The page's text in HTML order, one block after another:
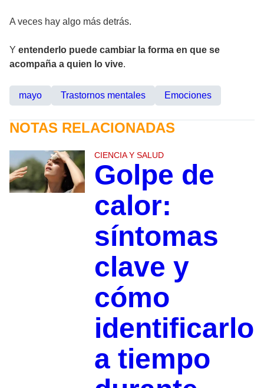
A veces hay algo más detrás.
Y entenderlo puede cambiar la forma en que se
acompaña a quien lo vive.
mayo Trastornos mentales Emociones
NOTAS RELACIONADAS
CIENCIA Y SALUD
Golpe de
calor:
síntomas
clave y
cómo
identificarlo
a tiempo